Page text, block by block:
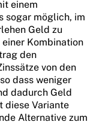
einem
sogar möglich, im
Geld zu
Kombination
den
von den
dass weniger
dadurch Geld
diese Variante
Alternative zum